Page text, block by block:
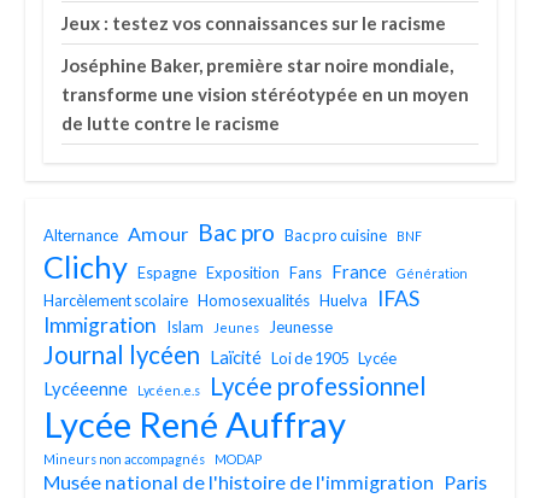
Jeux : testez vos connaissances sur le racisme
Joséphine Baker, première star noire mondiale,
transforme une vision stéréotypée en un moyen
de lutte contre le racisme
Alternance Amour Bac pro Bac pro cuisine BNF
Clichy Espagne Exposition Fans France Génération
Harcèlement scolaire Homosexualités Huelva
IFAS
Immigration
Islam Jeunes Jeunesse
Journal lycéen Laïcité Loi de 1905 Lycée
Lycéeenne Lycéen.e.s Lycée professionnel
Lycée René Auffray
Mineurs non accompagnés MODAP
Musée national de l'histoire de l'immigration Paris